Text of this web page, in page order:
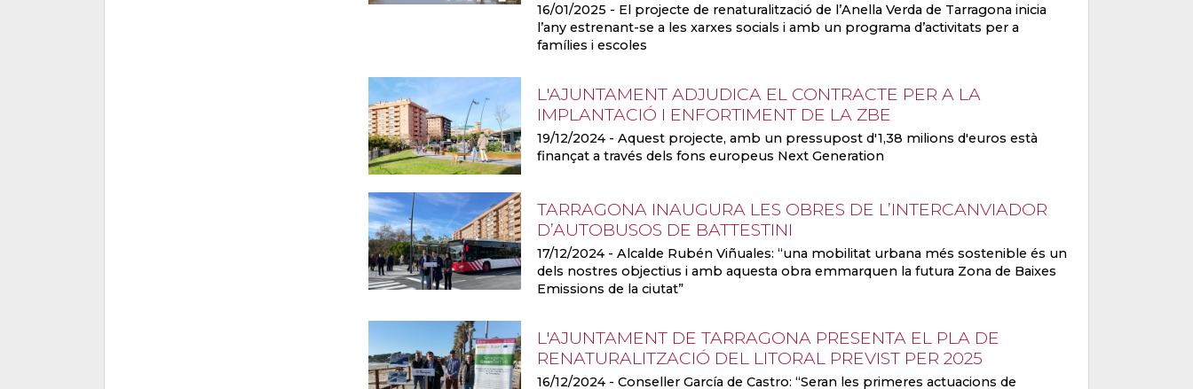
16/01/2025 - El projecte de renaturalització de l’Anella Verda de Tarragona inicia
l’any estrenant-se a les xarxes socials i amb un programa d’activitats per a
famílies i escoles
L'AJUNTAMENT ADJUDICA EL CONTRACTE PER A LA
IMPLANTACIÓ I ENFORTIMENT DE LA ZBE
19/12/2024 - Aquest projecte, amb un pressupost d'1,38 milions d'euros està
finançat a través dels fons europeus Next Generation
TARRAGONA INAUGURA LES OBRES DE L’INTERCANVIADOR
D’AUTOBUSOS DE BATTESTINI
17/12/2024 - Alcalde Rubén Viñuales: “una mobilitat urbana més sostenible és un
dels nostres objectius i amb aquesta obra emmarquen la futura Zona de Baixes
Emissions de la ciutat”
L'AJUNTAMENT DE TARRAGONA PRESENTA EL PLA DE
RENATURALITZACIÓ DEL LITORAL PREVIST PER 2025
16/12/2024 - Conseller García de Castro: “Seran les primeres actuacions de